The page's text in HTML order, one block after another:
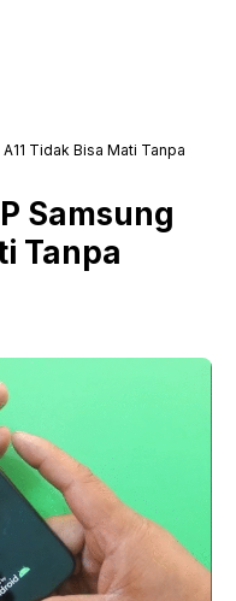
Tidak Bisa Mati Tanpa
Samsung
Tanpa